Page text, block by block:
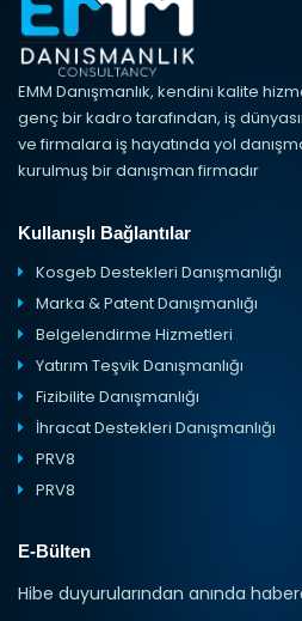
EMM Danışmanlık, kendini kalite
genç bir kadro tarafından, iş
ve firmalara iş hayatında yol
kurulmuş bir danışman firmadır
Kullanışlı Bağlantılar
Kosgeb Destekleri Danışmanlığı
Marka & Patent Danışmanlığı
Belgelendirme Hizmetleri
Yatırım Teşvik Danışmanlığı
Fizibilite Danışmanlığı
İhracat Destekleri Danışmanlığı
PRV8
PRV8
E-Bülten
Hibe duyurularından anında